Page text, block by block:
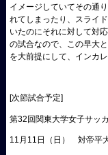
イメージしていてその通
れてしまったり、スライ
いたのにそれに対して対
の試合なので、この早大
を大前提にして、インカ
[次節試合予定]
第32回関東大学女子サッ
11月11日（日） 対帝平